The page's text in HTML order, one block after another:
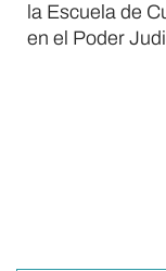
la Escuela de
en el Poder